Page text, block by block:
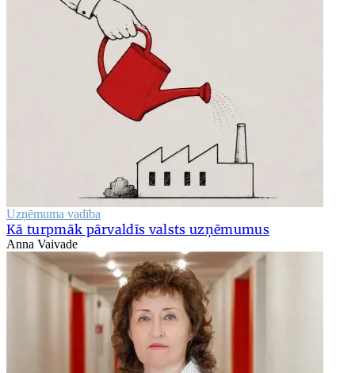
Uzņēmuma vadība
Kā turpmāk pārvaldīs valsts uzņēmumus
Anna Vaivade